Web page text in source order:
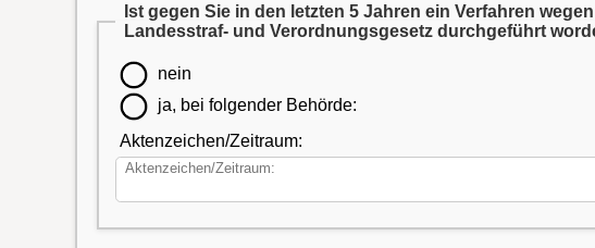
Ist gegen Sie in den letzten 5 Jahren ein Verfahren wegen Verstößen gegen das Tierschutz-, Tierseuchen- oder Artenschutzrecht oder das
Landesstraf-
nein
ja, bei folgender Behörde:
Aktenzeichen/Zeitraum: